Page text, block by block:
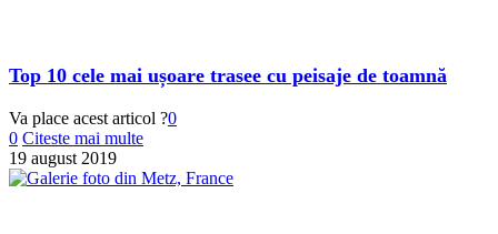
Top 10 cele mai ușoare trasee cu peisaje de toamnă
Va place acest articol ?0
0 Citeste mai multe
19 august 2019